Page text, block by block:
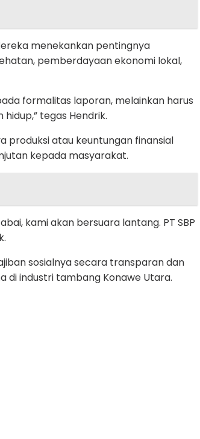
menekankan pentingnya
pemberdayaan ekonomi lokal,
formalitas laporan, melainkan harus
tegas Hendrik.
produksi atau keuntungan finansial
kepada masyarakat.
kami akan bersuara lantang. PT SBP
sosialnya secara transparan dan
di industri tambang Konawe Utara.